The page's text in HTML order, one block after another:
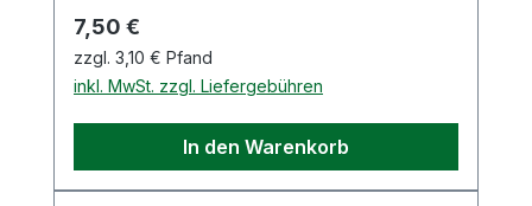
Regulärer Preis:
7,50 €
zzgl. 3,10 € Pfand
inkl. MwSt. zzgl. Liefergebühren
In den Warenkorb